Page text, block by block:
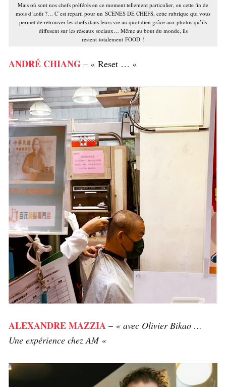
Mais où sont nos chefs préférés en ce moment tellement particulier, en cette fin de
mois d’août ?… C’est reparti pour un SCÈNES DE CHEFS, cette rubrique qui vous
permet de retrouver les chefs dans leurs vie au quotidien grâce aux photos qu’ils
diffusent sur les réseaux sociaux… Même au bout du monde, ils
restent totalement FOOD !
ANDRÉ CHIANG – « Reset … «
ALEXANDRE MAZZIA – « avec Olivier Bikao …
Une expérience chez AM «